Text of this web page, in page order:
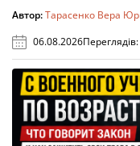
Автор:Тарасенко Вера
06.08.2026Переглядів: